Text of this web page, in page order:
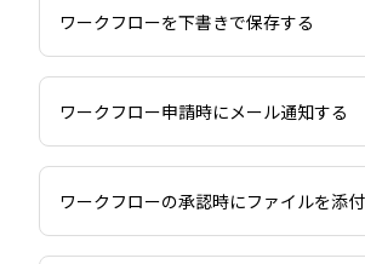
ワークフローを下書きで保存する
ワークフロー申請時にメール通知する
ワークフローの承認時にファイルを添